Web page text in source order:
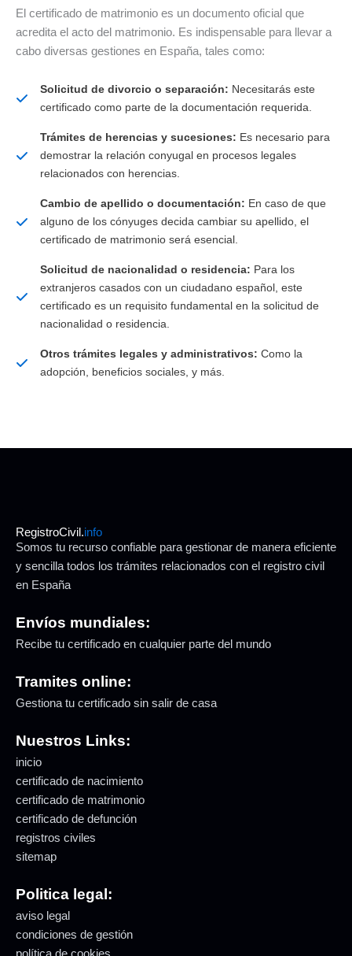
El certificado de matrimonio es un documento oficial que
acredita el acto del matrimonio. Es indispensable para llevar a
cabo diversas gestiones en España, tales como:
Solicitud de divorcio o separación: Necesitarás este
certificado como parte de la documentación requerida.
Trámites de herencias y sucesiones: Es necesario para
demostrar la relación conyugal en procesos legales
relacionados con herencias.
Cambio de apellido o documentación: En caso de que
alguno de los cónyuges decida cambiar su apellido, el
certificado de matrimonio será esencial.
Solicitud de nacionalidad o residencia: Para los
extranjeros casados con un ciudadano español, este
certificado es un requisito fundamental en la solicitud de
nacionalidad o residencia.
Otros trámites legales y administrativos: Como la
adopción, beneficios sociales, y más.
RegistroCivil.info
Somos tu recurso confiable para gestionar de manera eficiente
y sencilla todos los trámites relacionados con el registro civil
en España
Envíos mundiales:
Recibe tu certificado en cualquier parte del mundo
Tramites online:
Gestiona tu certificado sin salir de casa
Nuestros Links:
inicio
certificado de nacimiento
certificado de matrimonio
certificado de defunción
registros civiles
sitemap
Politica legal:
aviso legal
condiciones de gestión